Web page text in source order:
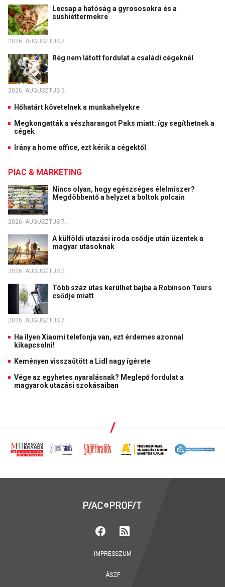
Lecsap a hatóság a gyrososokra és a
sushiéttermekre
2026. AUGUSZTUS 7.
Rég nem látott fordulat a családi cégeknél
2026. AUGUSZTUS 5.
Hőhatárt követelnek a munkahelyekre
Megkongatták a vészharangot Paks miatt: így segíthetnek a
cégek
Irány a home office, ezt kérik a cégektől
PIAC & MARKETING
Nincs olyan, hogy egészséges élelmiszer?
Megdöbbentő a helyzet a boltok polcain
2026. AUGUSZTUS 7.
A külföldi utazási iroda csődje után üzentek a
magyar utasoknak
2026. AUGUSZTUS 7.
Több száz utas kerülhet bajba a Robinson Tours
csődje miatt
2026. AUGUSZTUS 7.
Ha ilyen Xiaomi telefonja van, ezt érdemes azonnal
kikapcsolni!
Keményen visszaütött a Lidl nagy ígérete
Vége az egyhetes nyaralásnak? Meglepő fordulat a
magyarok utazási szokásaiban
IMPRESSZUM
ÁSZF